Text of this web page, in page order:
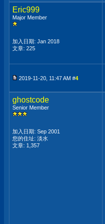
Eric999
Major Member
加入日期: Jan 2018
文章: 225
2019-11-20, 11:47 AM #4
ghostcode
Senior Member
加入日期: Sep 2001
您的住址: 淡水
文章: 1,357